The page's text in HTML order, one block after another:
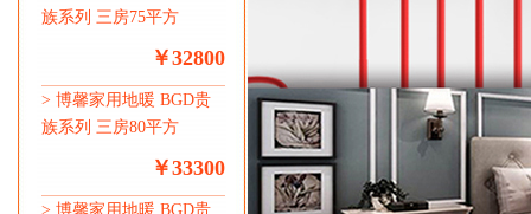
族系列 三房75平方
￥32800
> 博馨家用地暖 BGD贵
族系列 三房80平方
￥33300
> 博馨家用地暖 BGD贵